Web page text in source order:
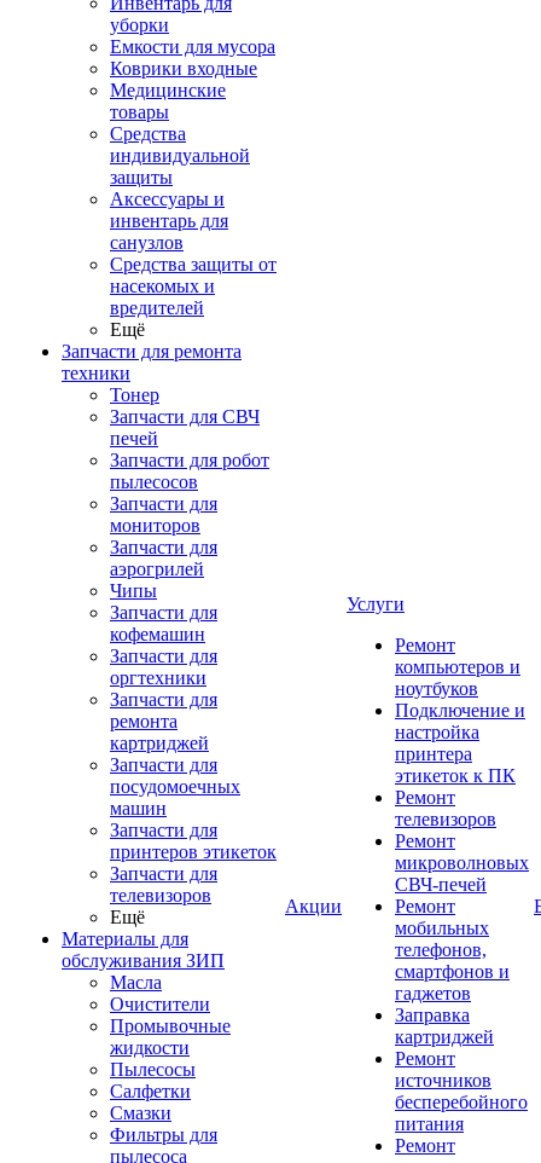
уборки
Емкости для мусора
Коврики входные
Медицинские
товары
Средства
индивидуальной
защиты
Аксессуары и
инвентарь для
санузлов
Средства защиты от
насекомых и
вредителей
Ещё
Запчасти для ремонта
техники
Тонер
Запчасти для СВЧ
печей
Запчасти для робот
пылесосов
Запчасти для
мониторов
Запчасти для
аэрогрилей
Чипы
Запчасти для
кофемашин
Запчасти для
оргтехники
Запчасти для
ремонта
картриджей
Запчасти для
посудомоечных
машин
Запчасти для
принтеров этикеток
Запчасти для
телевизоров
Ещё
Материалы для
обслуживания ЗИП
Масла
Очистители
Промывочные
жидкости
Пылесосы
Салфетки
Смазки
Фильтры для
пылесоса
Акции
Услуги
Ремонт
компьютеров и
ноутбуков
Подключение и
настройка
принтера
этикеток к ПК
Ремонт
телевизоров
Ремонт
микроволновых
СВЧ-печей
Ремонт
мобильных
телефонов,
смартфонов и
гаджетов
Заправка
картриджей
Ремонт
источников
бесперебойного
питания
Ремонт